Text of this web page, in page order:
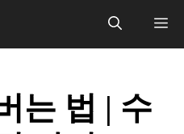
메
는 법 | 수